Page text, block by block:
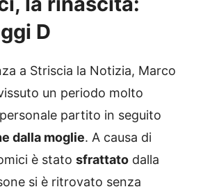
D
a Striscia la Notizia, Marco
un periodo molto
partito in seguito
dalla moglie. A causa di
è stato sfrattato dalla
si è ritrovato senza